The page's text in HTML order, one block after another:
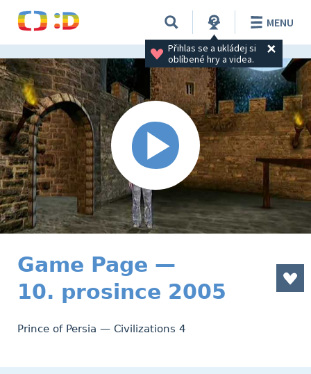
Přihlas se a ukládej si
oblíbené hry a videa.
MENU
Game Page —
10. prosince 2005
Prince of Persia — Civilizations 4